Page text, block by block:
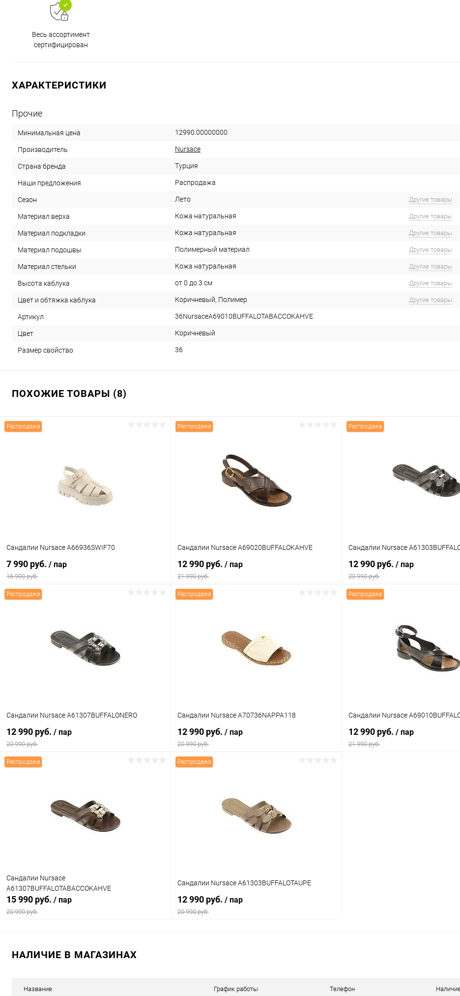
Весь ассортимент
сертифицирован
ХАРАКТЕРИСТИКИ
Прочие
Минимальная цена 12990.00000000
Производитель Nursace
Страна бренда Турция
Наши предложения Распродажа
Сезон Лето Другие товары
Материал верха Кожа натуральная Другие товары
Материал подкладки Кожа натуральная Другие товары
Материал подошвы Полимерный материал Другие товары
Материал стельки Кожа натуральная Другие товары
Высота каблука от 0 до 3 см Другие товары
Цвет и обтяжка каблука Коричневый, Полимер Другие товары
Артикул 36NursaceA69010BUFFALOTABACCOKAHVE
Цвет Коричневый
Размер свойство 36
ПОХОЖИЕ ТОВАРЫ (8)
Распродажа
Сандалии Nursace A66936SWIF70
7 990 руб. / пар
16 990 руб.
Купить в 1 клик
В избранное В наличии
Распродажа
Сандалии Nursace A69020BUFFALOKAHVE
12 990 руб. / пар
21 990 руб.
Купить в 1 клик
В избранное В наличии
Распродажа
Сандалии Nursace
12 990 руб. / пар
20 990 руб.
Купить в 1 клик
Распродажа
Сандалии Nursace A61307BUFFALONERO
12 990 руб. / пар
20 990 руб.
В избранное В наличии
Размер свойство
35 36 37
40
Распродажа
Сандалии Nursace A70736NAPPA118
12 990 руб. / пар
20 990 руб.
Купить в 1 клик
В избранное В наличии
40
Распродажа
Сандалии Nursace
12 990 руб. / пар
21 990 руб.
Распродажа
Сандалии Nursace
A61307BUFFALOTABACCOKAHVE
15 990 руб. / пар
20 990 руб.
Распродажа
Сандалии Nursace A61303BUFFALOTAUPE
12 990 руб. / пар
20 990 руб.
НАЛИЧИЕ В МАГАЗИНАХ
Название График работы Телефон